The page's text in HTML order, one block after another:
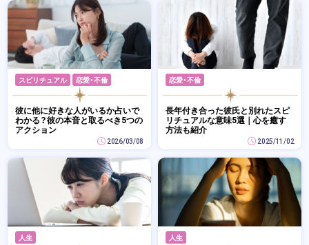
スピリチュアル 恋愛・不倫
彼に他に好きな人がいるか占いで
わかる？彼の本音と取るべき5つの
アクション
2026/03/08
恋愛・不倫
長年付き合った彼氏と別れたスピ
リチュアルな意味5選｜心を癒す
方法も紹介
2025/11/02
人生 人生